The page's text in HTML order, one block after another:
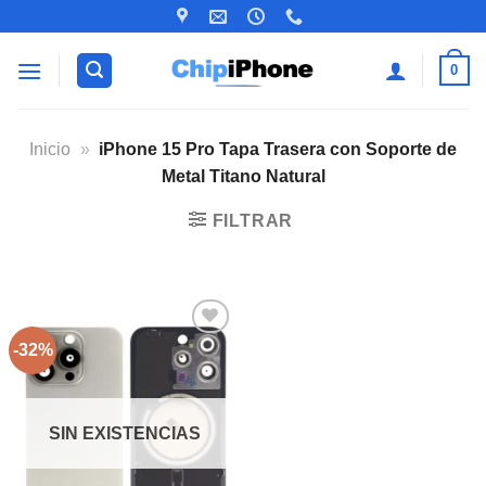
contenido
0
Inicio » iPhone 15 Pro Tapa Trasera con Soporte de
Metal Titano Natural
FILTRAR
-32%
Añadir
a la
lista de
deseos
SIN EXISTENCIAS